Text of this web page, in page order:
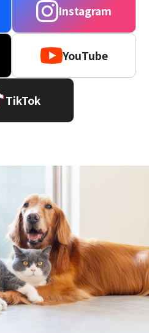
Instagram
YouTube
TikTok